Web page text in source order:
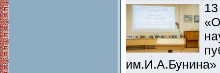
им.И.А.Бунина»